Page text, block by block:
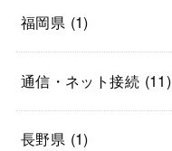
福岡県 (1)
通信・ネット接続 (11)
長野県 (1)